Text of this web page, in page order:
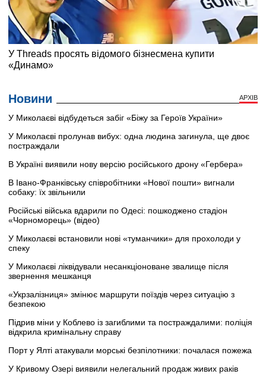
Новини АРХІВ
У Миколаєві відбудеться забіг «Біжу за Героїв України»
У Миколаєві пролунав вибух: одна людина загинула, ще двоє
постраждали
В Україні виявили нову версію російського дрону «Гербера»
В Івано-Франківську співробітники «Нової пошти» вигнали
собаку: їх звільнили
Російські війська вдарили по Одесі: пошкоджено стадіон
«Чорноморець» (відео)
У Миколаєві встановили нові «туманчики» для прохолоди у
спеку
У Миколаєві ліквідували несанкціоноване звалище після
звернення мешканця
«Укрзалізниця» змінює маршрути поїздів через ситуацію з
безпекою
Підрив міни у Коблево із загиблими та постраждалими: поліція
відкрила кримінальну справу
Порт у Ялті атакували морські безпілотники: почалася пожежа
У Кривому Озері виявили нелегальний продаж живих раків